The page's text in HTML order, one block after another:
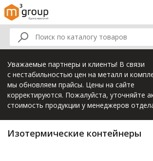
Уважаемые партнеры и клиенты! В связи
с нестабильностью цен на металл и
мы обновляем прайсы. Цены на сайте
корректируются. Пожалуйста, уточняйте
стоимость продукции у менеджеров
Изотермические контейнеры